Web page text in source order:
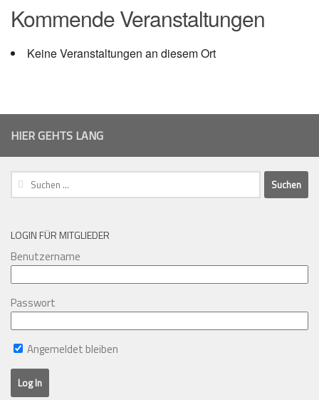
Kommende Veranstaltungen
Keine Veranstaltungen an diesem Ort
HIER GEHTS LANG
Suchen
nach:
LOGIN FÜR MITGLIEDER
Benutzername
Passwort
Angemeldet bleiben